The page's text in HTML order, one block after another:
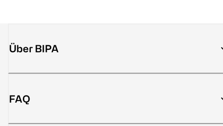
Über BIPA
FAQ